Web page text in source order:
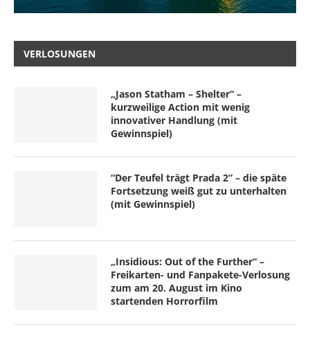
VERLOSUNGEN
„Jason Statham – Shelter“ –
kurzweilige Action mit wenig
innovativer Handlung (mit
Gewinnspiel)
“Der Teufel trägt Prada 2” – die späte
Fortsetzung weiß gut zu unterhalten
(mit Gewinnspiel)
„Insidious: Out of the Further“ –
Freikarten- und Fanpakete-Verlosung
zum am 20. August im Kino
startenden Horrorfilm